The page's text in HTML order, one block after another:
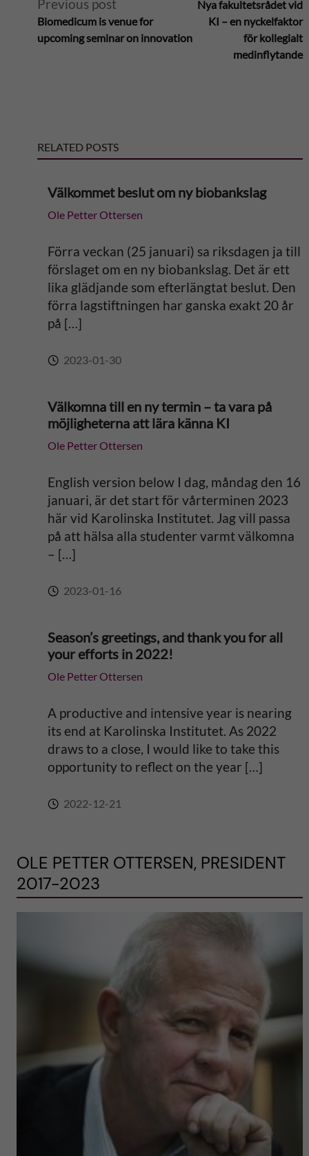
n
Previous post
Biomedicum is venue for
upcoming seminar on innovation
Nya fakultetsrådet vid
KI – en nyckelfaktor
för kollegialt
medinflytande
RELATED POSTS
Välkommet beslut om ny biobankslag
Ole Petter Ottersen
Förra veckan (25 januari) sa riksdagen ja till
förslaget om en ny biobankslag. Det är ett
lika glädjande som efterlängtat beslut. Den
förra lagstiftningen har ganska exakt 20 år
på […]
2023-01-30
Välkomna till en ny termin – ta vara på
möjligheterna att lära känna KI
Ole Petter Ottersen
English version below I dag, måndag den 16
januari, är det start för vårterminen 2023
här vid Karolinska Institutet. Jag vill passa
på att hälsa alla studenter varmt välkomna
– […]
2023-01-16
Season’s greetings, and thank you for all
your efforts in 2022!
Ole Petter Ottersen
A productive and intensive year is nearing
its end at Karolinska Institutet. As 2022
draws to a close, I would like to take this
opportunity to reflect on the year […]
2022-12-21
OLE PETTER OTTERSEN, PRESIDENT
2017-2023